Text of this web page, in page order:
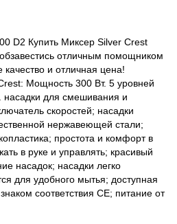
D2 Купить Миксер Silver Crest
отличным помощником
и отличная цена!
Мощность 300 Вт. 5 уровней
для смешивания и
скоростей; насадки
нержавеющей стали;
простота и комфорт в
в руке и управлять; красивый
насадок; насадки легко
для удобного мытья; доступная
соответствия СЕ; питание от